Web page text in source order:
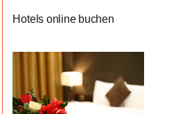
Hotels online buchen